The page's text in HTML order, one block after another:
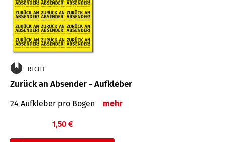
RECHT
Zurück an Absender - Aufkleber
24 Aufkleber pro Bogen mehr
1,50 €